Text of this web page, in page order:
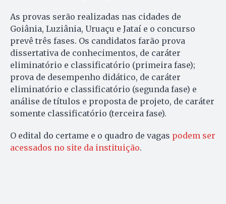
As provas serão realizadas nas cidades de
Goiânia, Luziânia, Uruaçu e Jataí e o concurso
prevê três fases. Os candidatos farão prova
dissertativa de conhecimentos, de caráter
eliminatório e classificatório (primeira fase);
prova de desempenho didático, de caráter
eliminatório e classificatório (segunda fase) e
análise de títulos e proposta de projeto, de caráter
somente classificatório (terceira fase).
O edital do certame e o quadro de vagas podem ser
acessados no site da instituição.